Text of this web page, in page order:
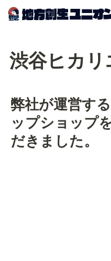
渋谷ヒカリ
弊社が運営す
ップショップ
だきました。